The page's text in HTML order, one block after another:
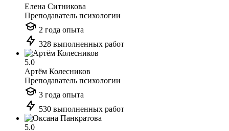
Елена Ситникова
Преподаватель психологии
2 года опыта
328 выполненных работ
5.0
Артём Колесников
Преподаватель психологии
3 года опыта
530 выполненных работ
5.0